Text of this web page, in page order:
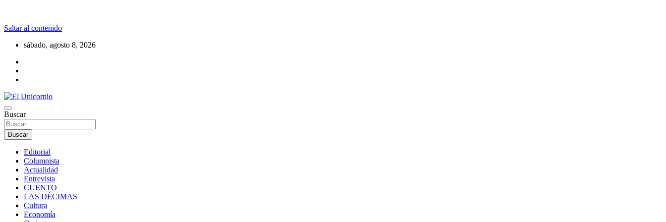
Saltar al contenido
sábado, agosto 8, 2026
El Unicornio
La realidad supera la fantasía
Buscar
Buscar
Editorial
Columnista
Actualidad
Entrevista
CUENTO
LAS DÉCIMAS
Cultura
Economía